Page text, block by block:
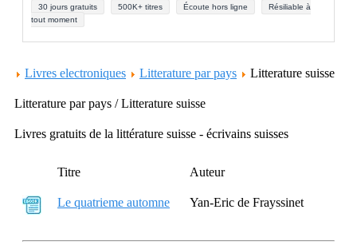
30 jours gratuits 500K+ titres Écoute hors ligne
Résiliable à
tout moment
Livres electroniques Litterature par pays Litterature suisse
Litterature par pays / Litterature suisse
Livres gratuits de la littérature suisse - écrivains suisses
Titre Auteur
Le quatrieme automne Yan-Eric de Frayssinet